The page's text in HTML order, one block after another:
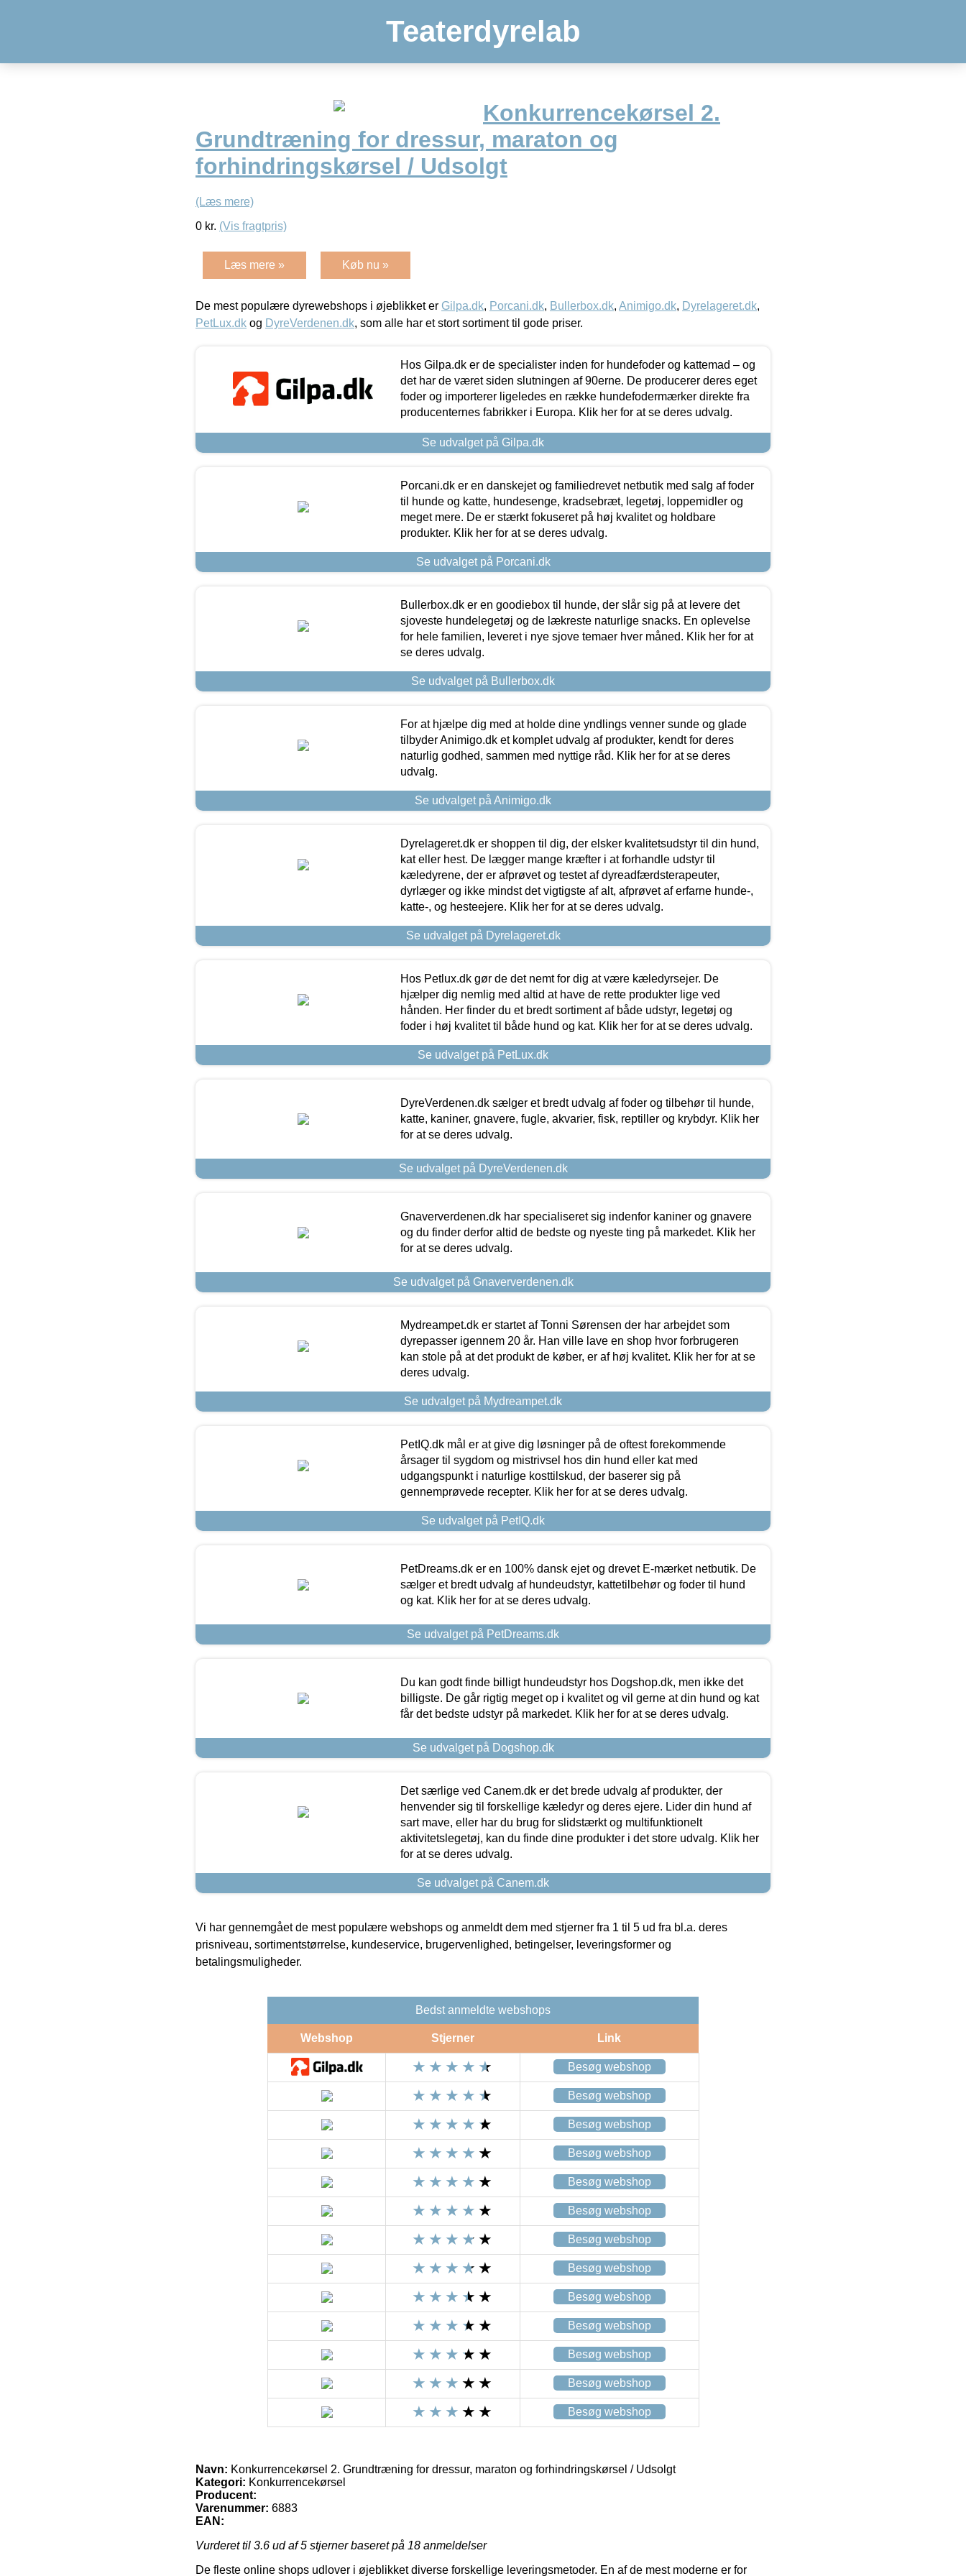
Teaterdyrelab
Konkurrencekørsel 2.
Grundtræning for dressur, maraton og
forhindringskørsel / Udsolgt
(Læs mere)
0 kr. (Vis fragtpris)
Læs mere » Køb nu »
De mest populære dyrewebshops i øjeblikket er Gilpa.dk, Porcani.dk, Bullerbox.dk, Animigo.dk, Dyrelageret.dk,
PetLux.dk og DyreVerdenen.dk, som alle har et stort sortiment til gode priser.
Hos Gilpa.dk er de specialister inden for hundefoder og kattemad – og
det har de været siden slutningen af 90erne. De producerer deres eget
foder og importerer ligeledes en række hundefodermærker direkte fra
producenternes fabrikker i Europa. Klik her for at se deres udvalg.
Se udvalget på Gilpa.dk
Porcani.dk er en danskejet og familiedrevet netbutik med salg af foder
til hunde og katte, hundesenge, kradsebræt, legetøj, loppemidler og
meget mere. De er stærkt fokuseret på høj kvalitet og holdbare
produkter. Klik her for at se deres udvalg.
Se udvalget på Porcani.dk
Bullerbox.dk er en goodiebox til hunde, der slår sig på at levere det
sjoveste hundelegetøj og de lækreste naturlige snacks. En oplevelse
for hele familien, leveret i nye sjove temaer hver måned. Klik her for at
se deres udvalg.
Se udvalget på Bullerbox.dk
For at hjælpe dig med at holde dine yndlings venner sunde og glade
tilbyder Animigo.dk et komplet udvalg af produkter, kendt for deres
naturlig godhed, sammen med nyttige råd. Klik her for at se deres
udvalg.
Se udvalget på Animigo.dk
Dyrelageret.dk er shoppen til dig, der elsker kvalitetsudstyr til din hund,
kat eller hest. De lægger mange kræfter i at forhandle udstyr til
kæledyrene, der er afprøvet og testet af dyreadfærdsterapeuter,
dyrlæger og ikke mindst det vigtigste af alt, afprøvet af erfarne hunde-,
katte-, og hesteejere. Klik her for at se deres udvalg.
Se udvalget på Dyrelageret.dk
Hos Petlux.dk gør de det nemt for dig at være kæledyrsejer. De
hjælper dig nemlig med altid at have de rette produkter lige ved
hånden. Her finder du et bredt sortiment af både udstyr, legetøj og
foder i høj kvalitet til både hund og kat. Klik her for at se deres udvalg.
Se udvalget på PetLux.dk
DyreVerdenen.dk sælger et bredt udvalg af foder og tilbehør til hunde,
katte, kaniner, gnavere, fugle, akvarier, fisk, reptiller og krybdyr. Klik her
for at se deres udvalg.
Se udvalget på DyreVerdenen.dk
Gnaververdenen.dk har specialiseret sig indenfor kaniner og gnavere
og du finder derfor altid de bedste og nyeste ting på markedet. Klik her
for at se deres udvalg.
Se udvalget på Gnaververdenen.dk
Mydreampet.dk er startet af Tonni Sørensen der har arbejdet som
dyrepasser igennem 20 år. Han ville lave en shop hvor forbrugeren
kan stole på at det produkt de køber, er af høj kvalitet. Klik her for at se
deres udvalg.
Se udvalget på Mydreampet.dk
PetIQ.dk mål er at give dig løsninger på de oftest forekommende
årsager til sygdom og mistrivsel hos din hund eller kat med
udgangspunkt i naturlige kosttilskud, der baserer sig på
gennemprøvede recepter. Klik her for at se deres udvalg.
Se udvalget på PetIQ.dk
PetDreams.dk er en 100% dansk ejet og drevet E-mærket netbutik. De
sælger et bredt udvalg af hundeudstyr, kattetilbehør og foder til hund
og kat. Klik her for at se deres udvalg.
Se udvalget på PetDreams.dk
Du kan godt finde billigt hundeudstyr hos Dogshop.dk, men ikke det
billigste. De går rigtig meget op i kvalitet og vil gerne at din hund og kat
får det bedste udstyr på markedet. Klik her for at se deres udvalg.
Se udvalget på Dogshop.dk
Det særlige ved Canem.dk er det brede udvalg af produkter, der
henvender sig til forskellige kæledyr og deres ejere. Lider din hund af
sart mave, eller har du brug for slidstærkt og multifunktionelt
aktivitetslegetøj, kan du finde dine produkter i det store udvalg. Klik her
for at se deres udvalg.
Se udvalget på Canem.dk
Vi har gennemgået de mest populære webshops og anmeldt dem med stjerner fra 1 til 5 ud fra bl.a. deres
prisniveau, sortimentstørrelse, kundeservice, brugervenlighed, betingelser, leveringsformer og
betalingsmuligheder.
Bedst anmeldte webshops
Webshop Stjerner Link
Besøg webshop
Besøg webshop
Besøg webshop
Besøg webshop
Besøg webshop
Besøg webshop
Besøg webshop
Besøg webshop
Besøg webshop
Besøg webshop
Besøg webshop
Besøg webshop
Besøg webshop
Navn: Konkurrencekørsel 2. Grundtræning for dressur, maraton og forhindringskørsel / Udsolgt
Kategori: Konkurrencekørsel
Producent:
Varenummer: 6883
EAN:
Vurderet til 3.6 ud af 5 stjerner baseret på 18 anmeldelser
De fleste online shops udlover i øjeblikket diverse forskellige leveringsmetoder. En af de mest moderne er for